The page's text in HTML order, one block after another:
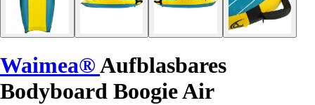
Waimea®Aufblasbares
Bodyboard Boogie Air